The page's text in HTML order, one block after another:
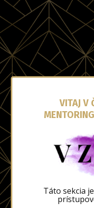
VITAJ V
Táto sekcia